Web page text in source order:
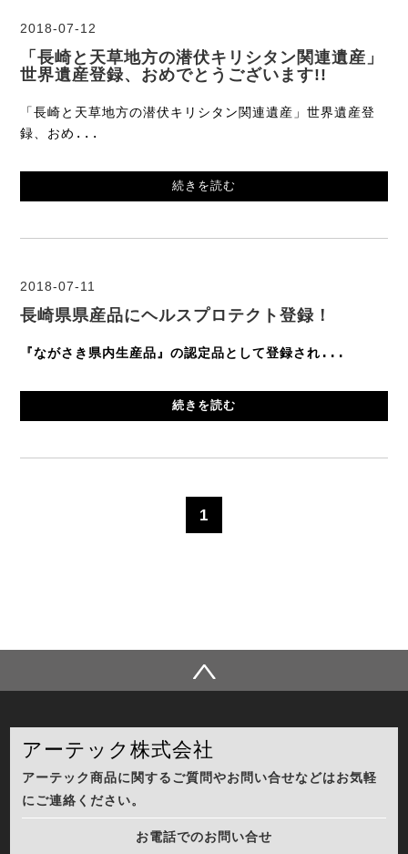
2018-07-12
「長崎と天草地方の潜伏キリシタン関連遺産」
世界遺産登録、おめでとうございます!!
「長崎と天草地方の潜伏キリシタン関連遺産」世界遺産登
録、おめ...
続きを読む
2018-07-11
長崎県県産品にヘルスプロテクト登録！
『ながさき県内生産品』の認定品として登録され...
続きを読む
1
アーテック株式会社
アーテック商品に関するご質問やお問い合せなどはお気軽
にご連絡ください。
お電話でのお問い合せ